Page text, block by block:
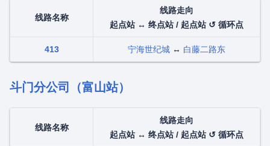
线路名称
线路走向
起点站 ↔ 终点站 / 起点站 ↺ 循环点
413 宁海世纪城 ↔ 白藤二路东
斗门分公司（富山站）
线路名称
线路走向
起点站 ↔ 终点站 / 起点站 ↺ 循环点